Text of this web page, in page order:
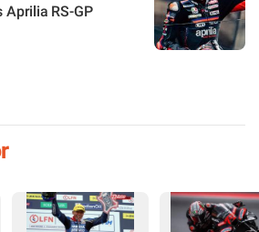
Aprilia RS-GP